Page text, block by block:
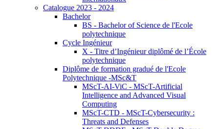
Catalogue 2023 - 2024
Bachelor
BS - Bachelor of Science de l'Ecole
polytechnique
Cycle Ingénieur
X - Titre d’Ingénieur diplômé de l’École
polytechnique
Diplôme de formation gradué de l'Ecole
Polytechnique -MSc&T
MScT-AI-ViC - MScT-Artificial
Intelligence and Advanced Visual
Computing
MScT-CTD - MScT-Cybersecurity :
Threats and Defenses